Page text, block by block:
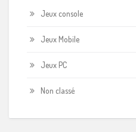
Jeux console
Jeux Mobile
Jeux PC
Non classé